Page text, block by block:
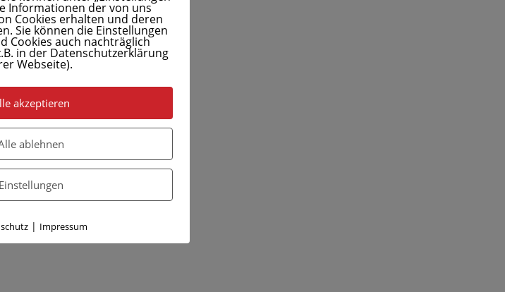
Informationen der von uns
Cookies erhalten und deren
Sie können die Einstellungen
Cookies auch nachträglich
in der Datenschutzerklärung
Webseite).
akzeptieren
ablehnen
Einstellungen
| Impressum